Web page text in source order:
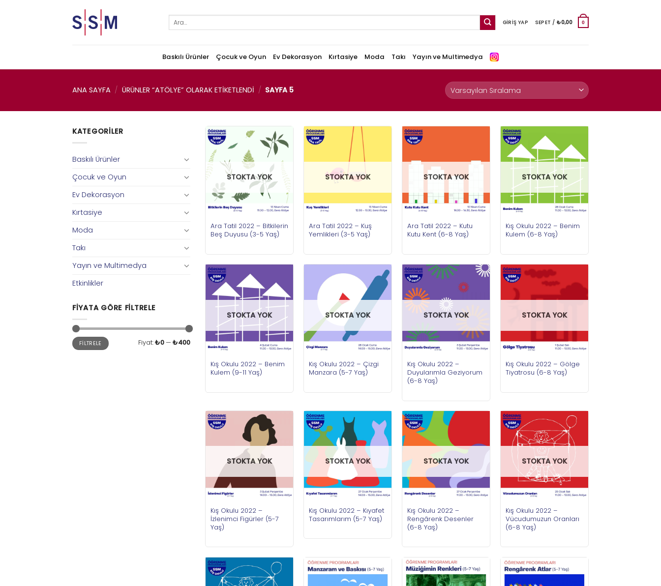
Ara:
GIRIŞ YAP SEPET / ₺0,00 0
Baskılı Ürünler Çocuk ve Oyun Ev Dekorasyon Kırtasiye Moda Takı Yayın ve Multimedya
ANA SAYFA / ÜRÜNLER “ATÖLYE” OLARAK ETIKETLENDI / SAYFA 5
KATEGORILER
Baskılı Ürünler
Çocuk ve Oyun
Ev Dekorasyon
Kırtasiye
Moda
Takı
Yayın ve Multimedya
Etkinlikler
FIYATA GÖRE FILTRELE
En
düşük
fiyat
En
yüksek
fiyat
FILTRELE Fiyat:₺0— ₺400
STOKTA YOK
Ara Tatil 2022 – Bitkilerin
Beş Duyusu (3-5 Yaş)
STOKTA YOK
Ara Tatil 2022 – Kuş
Yemlikleri (3-5 Yaş)
STOKTA YOK
Ara Tatil 2022 – Kutu
Kutu Kent (6-8 Yaş)
STOKTA YOK
Kış Okulu 2022 – Benim
Kulem (6-8 Yaş)
STOKTA YOK
Kış Okulu 2022 – Benim
Kulem (9-11 Yaş)
STOKTA YOK
Kış Okulu 2022 – Çizgi
Manzara (5-7 Yaş)
STOKTA YOK
Kış Okulu 2022 –
Duyularımla Geziyorum
(6-8 Yaş)
STOKTA YOK
Kış Okulu 2022 – Gölge
Tiyatrosu (6-8 Yaş)
STOKTA YOK
Kış Okulu 2022 –
İzlenimci Figürler (5-7
Yaş)
STOKTA YOK
Kış Okulu 2022 – Kıyafet
Tasarımlarım (5-7 Yaş)
STOKTA YOK
Kış Okulu 2022 –
Rengârenk Desenler
(6-8 Yaş)
STOKTA YOK
Kış Okulu 2022 –
Vücudumuzun Oranları
(6-8 Yaş)